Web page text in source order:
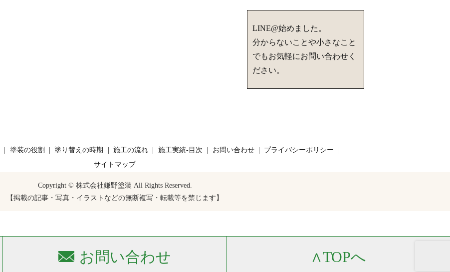
LINE@始めました。
分からないことや小さなこと
でもお気軽にお問い合わせく
ださい。
お問い合わせ ∧TOPへ
塗装の役割 塗り替えの時期 施工の流れ 施工実績-目次 お問い合わせ
プライバシーポリシー
サイトマップ
Copyright © 株式会社鎌野塗装 All Rights Reserved.
【掲載の記事・写真・イラストなどの無断複写・転載等を禁じます】